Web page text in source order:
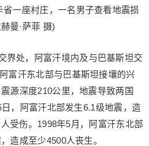
一座村庄，一名男子查看地震损
曼·萨菲 摄)
界处，阿富汗境内及与巴基斯坦交
富汗东北部与巴基斯坦接壤的兴
源深度210公里，地震导致两国
，阿富汗北部发生6.1级地震，造
受伤。1998年5月，阿富汗东北部
造成至少4500人丧生。